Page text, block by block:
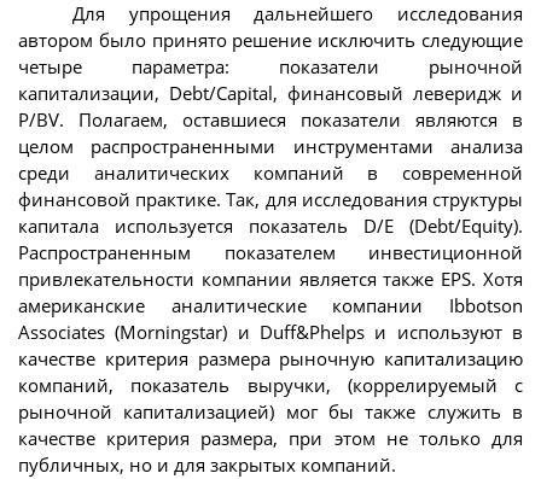
Для упрощения дальнейшего исследования
автором было принято решение исключить следующие
четыре параметра: показатели рыночной
капитализации, Debt/Capital, финансовый леверидж и
P/BV. Полагаем, оставшиеся показатели являются в
целом распространенными инструментами анализа
среди аналитических компаний в современной
финансовой практике. Так, для исследования структуры
капитала используется показатель D/E (Debt/Equity).
Распространенным показателем инвестиционной
привлекательности компании является также EPS. Хотя
американские аналитические компании Ibbotson
Associates (Morningstar) и Duff&Phelps и используют в
качестве критерия размера рыночную капитализацию
компаний, показатель выручки, (коррелируемый с
рыночной капитализацией) мог бы также служить в
качестве критерия размера, при этом не только для
публичных, но и для закрытых компаний.